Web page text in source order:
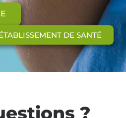
DE SANTÉ
?